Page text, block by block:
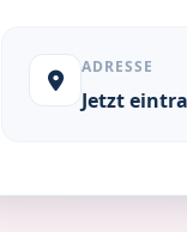
ADRESSE
Jetzt